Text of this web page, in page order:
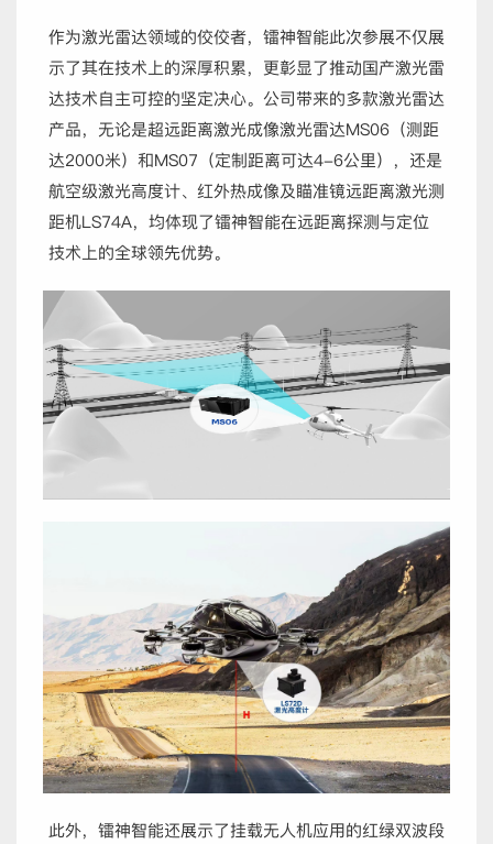
作为激光雷达领域的佼佼者，镭神智能此次参展不仅展
示了其在技术上的深厚积累，更彰显了推动国产激光雷
达技术自主可控的坚定决心。公司带来的多款激光雷达
产品，无论是超远距离激光成像激光雷达MS06（测距
达2000米）和MS07（定制距离可达4-6公里），还是
航空级激光高度计、红外热成像及瞄准镜远距离激光测
距机LS74A，均体现了镭神智能在远距离探测与定位
技术上的全球领先优势。
此外，镭神智能还展示了挂载无人机应用的红绿双波段